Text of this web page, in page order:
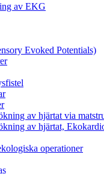
av EKG
Evoked Potentials)
av hjärtat via
av hjärtat,
operationer